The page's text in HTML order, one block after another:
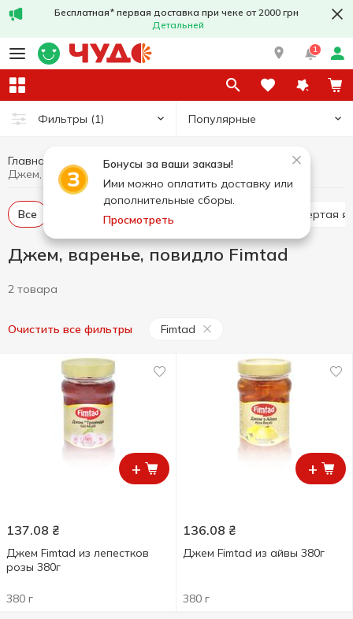
Бесплатная* первая доставка при чеке от 2000 грн
Детальней
1
Фильтры (1) Популярные
Бонусы за ваши заказы!
Ими можно оплатить доставку или
дополнительные сборы.
Просмотреть
Главная Консервы
Все Протертая
Джем, варенье, повидло Fimtad
2 товара
Очистить все фильтры Fimtad
+
137.08 ₴
Джем Fimtad из лепестков
розы 380г
380 г
+
136.08 ₴
Джем Fimtad из айвы 380г
380 г